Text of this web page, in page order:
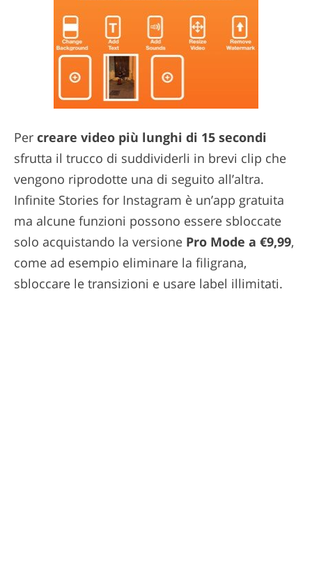
Per creare video più lunghi di 15 secondi
sfrutta il trucco di suddividerli in brevi clip che
vengono riprodotte una di seguito all’altra.
Infinite Stories for Instagram è un’app gratuita
ma alcune funzioni possono essere sbloccate
solo acquistando la versione Pro Mode a €9,99,
come ad esempio eliminare la filigrana,
sbloccare le transizioni e usare label illimitati.